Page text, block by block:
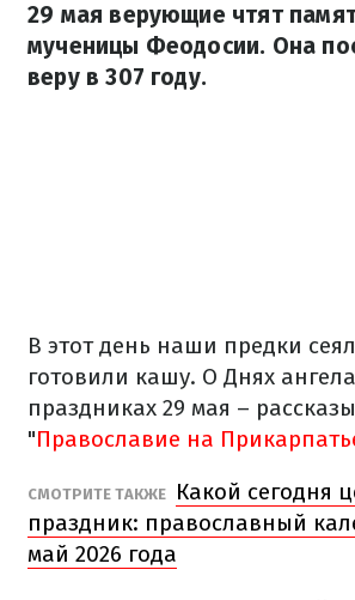
29 мая верующие чтят
мученицы Феодосии. Она
веру в 307 году.
В этот день наши предки
готовили кашу. О Днях
праздниках 29 мая –
"Православие на
СМОТРИТЕ ТАКЖЕ
Какой сегодня
праздник: православный
май 2026 года